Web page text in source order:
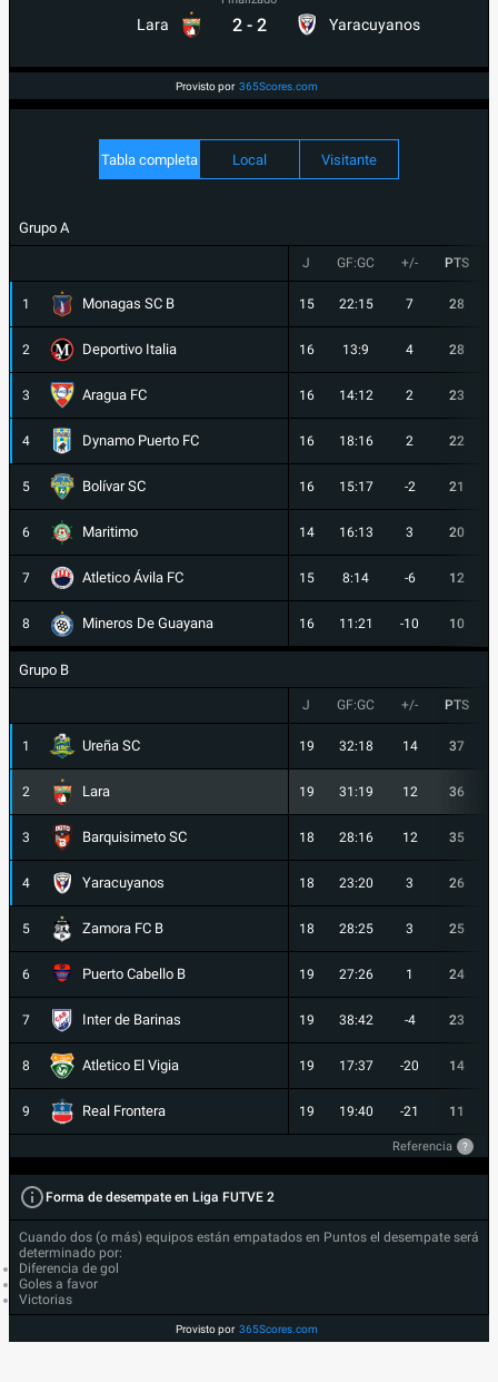
Lara 2 - 2 Yaracuyanos
Provisto por 365Scores.com
Tabla completa Local Visitante
Grupo A
J GF:GC +/- PTS
1 Monagas SC B 15 22:15 7 28
2 Deportivo Italia 16 13:9 4 28
3 Aragua FC 16 14:12 2 23
4 Dynamo Puerto FC 16 18:16 2 22
5 Bolívar SC 16 15:17 -2 21
6 Maritimo 14 16:13 3 20
7 Atletico Ávila FC 15 8:14 -6 12
8 Mineros De Guayana 16 11:21 -10 10
Grupo B
J GF:GC +/- PTS
1 Ureña SC 19 32:18 14 37
2 Lara 19 31:19 12 36
3 Barquisimeto SC 18 28:16 12 35
4 Yaracuyanos 18 23:20 3 26
5 Zamora FC B 18 28:25 3 25
6 Puerto Cabello B 19 27:26 1 24
7 Inter de Barinas 19 38:42 -4 23
8 Atletico El Vigia 19 17:37 -20 14
9 Real Frontera 19 19:40 -21 11
Referencia ?
Forma de desempate en Liga FUTVE 2
Cuando dos (o más) equipos están empatados en Puntos el desempate será
determinado por:
Diferencia de gol
Goles a favor
Victorias
Provisto por 365Scores.com